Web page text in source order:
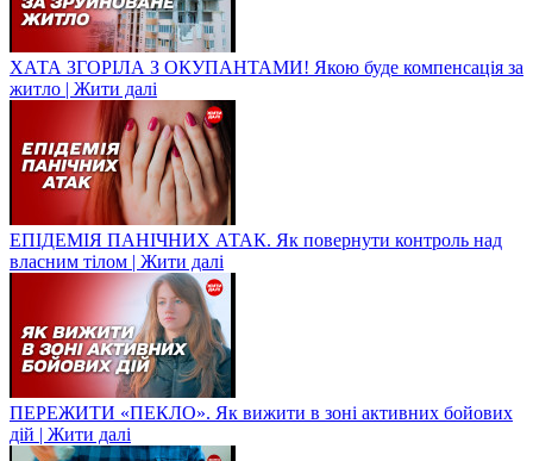
ХАТА ЗГОРІЛА З ОКУПАНТАМИ! Якою буде компенсація за
житло | Жити далі
ЕПІДЕМІЯ ПАНІЧНИХ АТАК. Як повернути контроль над
власним тілом | Жити далі
ПЕРЕЖИТИ «ПЕКЛО». Як вижити в зоні активних бойових
дій | Жити далі